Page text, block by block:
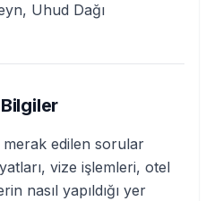
Uhud Dağı
edilen sorular
vize işlemleri, otel
nasıl yapıldığı yer